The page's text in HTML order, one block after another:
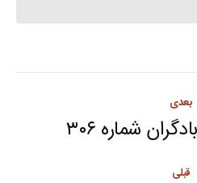
قبلی
بعدی
Nextشماره ۳۰۶